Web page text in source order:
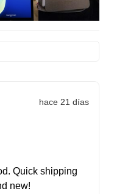
hace 21 días
Quick shipping
new!